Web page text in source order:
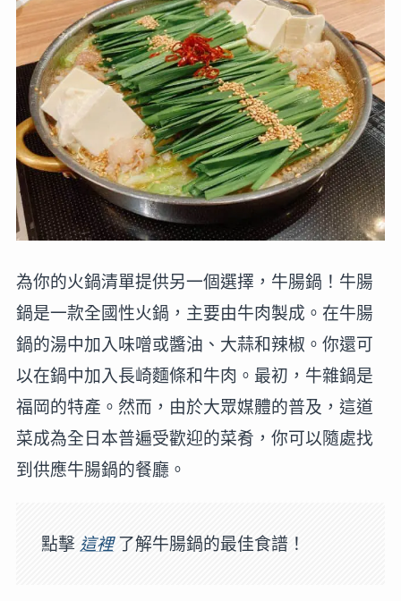
為你的火鍋清單提供另一個選擇，牛腸鍋！牛腸
鍋是一款全國性火鍋，主要由牛肉製成。在牛腸
鍋的湯中加入味噌或醬油、大蒜和辣椒。你還可
以在鍋中加入長崎麵條和牛肉。最初，牛雜鍋是
福岡的特產。然而，由於大眾媒體的普及，這道
菜成為全日本普遍受歡迎的菜肴，你可以隨處找
到供應牛腸鍋的餐廳。
點擊 這裡了解牛腸鍋的最佳食譜！